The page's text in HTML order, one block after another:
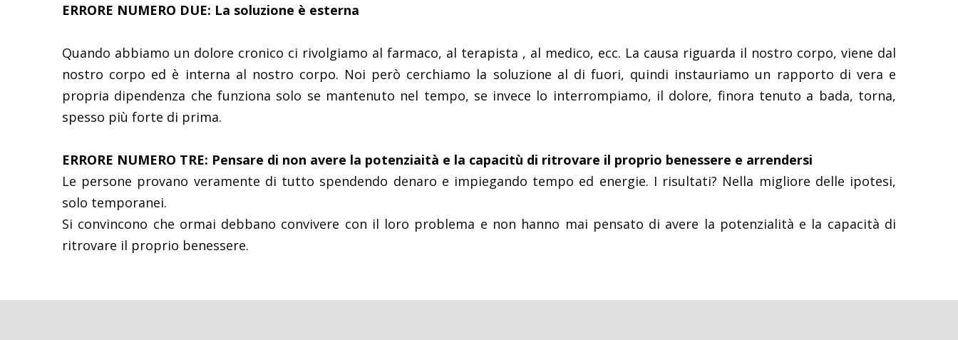
ERRORE NUMERO DUE: La soluzione è esterna
Quando abbiamo un dolore cronico ci rivolgiamo al farmaco, al terapista , al medico, ecc. La causa riguarda il nostro corpo, viene dal
nostro corpo ed è interna al nostro corpo. Noi però cerchiamo la soluzione al di fuori, quindi instauriamo un rapporto di vera e
propria dipendenza che funziona solo se mantenuto nel tempo, se invece lo interrompiamo, il dolore, finora tenuto a bada, torna,
spesso più forte di prima.
ERRORE NUMERO TRE: Pensare di non avere la potenziaità e la capacitù di ritrovare il proprio benessere e arrendersi
Le persone provano veramente di tutto spendendo denaro e impiegando tempo ed energie. I risultati? Nella migliore delle ipotesi,
solo temporanei.
Si convincono che ormai debbano convivere con il loro problema e non hanno mai pensato di avere la potenzialità e la capacità di
ritrovare il proprio benessere.